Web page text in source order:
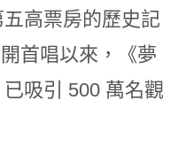
高票房的歷史記
首唱以來，《夢
吸引 500 萬名觀